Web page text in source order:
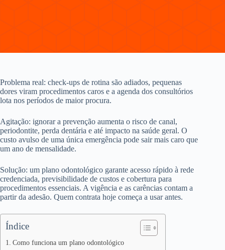
Problema real: check-ups de rotina são adiados, pequenas
dores viram procedimentos caros e a agenda dos consultórios
lota nos períodos de maior procura.
Agitação: ignorar a prevenção aumenta o risco de canal,
periodontite, perda dentária e até impacto na saúde geral. O
custo avulso de uma única emergência pode sair mais caro que
um ano de mensalidade.
Solução: um plano odontológico garante acesso rápido à rede
credenciada, previsibilidade de custos e cobertura para
procedimentos essenciais. A vigência e as carências contam a
partir da adesão. Quem contrata hoje começa a usar antes.
Índice
Como funciona um plano odontológico